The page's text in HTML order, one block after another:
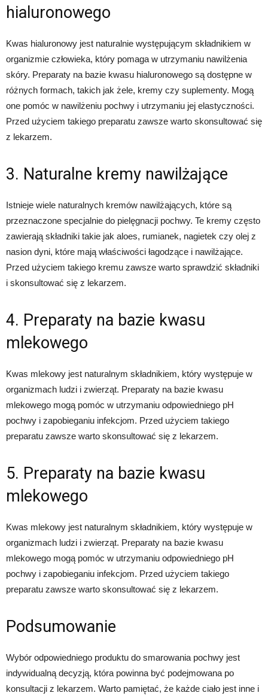
hialuronowego
Kwas hialuronowy jest naturalnie występującym składnikiem w
organizmie człowieka, który pomaga w utrzymaniu nawilżenia
skóry. Preparaty na bazie kwasu hialuronowego są dostępne w
różnych formach, takich jak żele, kremy czy suplementy. Mogą
one pomóc w nawilżeniu pochwy i utrzymaniu jej elastyczności.
Przed użyciem takiego preparatu zawsze warto skonsultować się
z lekarzem.
3. Naturalne kremy nawilżające
Istnieje wiele naturalnych kremów nawilżających, które są
przeznaczone specjalnie do pielęgnacji pochwy. Te kremy często
zawierają składniki takie jak aloes, rumianek, nagietek czy olej z
nasion dyni, które mają właściwości łagodzące i nawilżające.
Przed użyciem takiego kremu zawsze warto sprawdzić składniki
i skonsultować się z lekarzem.
4. Preparaty na bazie kwasu
mlekowego
Kwas mlekowy jest naturalnym składnikiem, który występuje w
organizmach ludzi i zwierząt. Preparaty na bazie kwasu
mlekowego mogą pomóc w utrzymaniu odpowiedniego pH
pochwy i zapobieganiu infekcjom. Przed użyciem takiego
preparatu zawsze warto skonsultować się z lekarzem.
5. Preparaty na bazie kwasu
mlekowego
Kwas mlekowy jest naturalnym składnikiem, który występuje w
organizmach ludzi i zwierząt. Preparaty na bazie kwasu
mlekowego mogą pomóc w utrzymaniu odpowiedniego pH
pochwy i zapobieganiu infekcjom. Przed użyciem takiego
preparatu zawsze warto skonsultować się z lekarzem.
Podsumowanie
Wybór odpowiedniego produktu do smarowania pochwy jest
indywidualną decyzją, która powinna być podejmowana po
konsultacji z lekarzem. Warto pamiętać, że każde ciało jest inne i